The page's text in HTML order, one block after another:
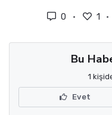
0 1
Bu
1
Evet